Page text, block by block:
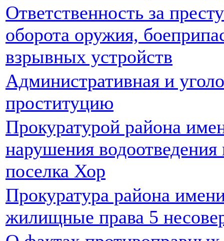
Ответственность за
оборота оружия,
взрывных устройств
Административная и
проституцию
Прокуратурой района
нарушения водоотведения
поселка Хор
Прокуратура района
жилищные права 5